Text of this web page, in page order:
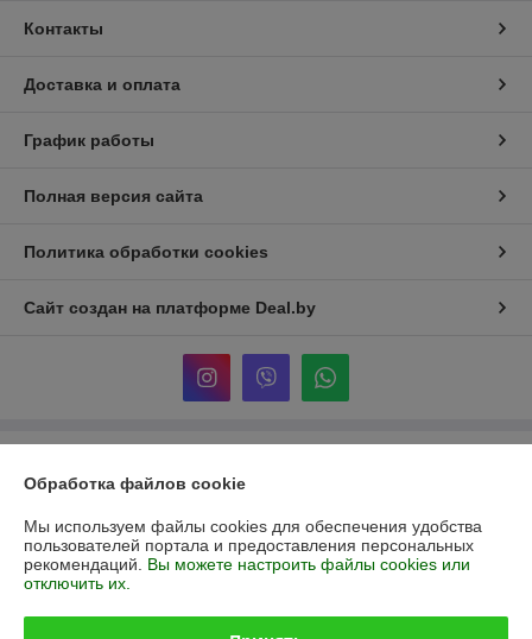
Контакты
Доставка и оплата
График работы
Полная версия сайта
Политика обработки cookies
Сайт создан на платформе Deal.by
230023 г. Гродно ул. Большая Троицкая, 47
Регистрационный номер ЕГР: 590661279
Регистрационный орган: Гродненский горисполком
Обработка файлов cookie
Мы используем файлы cookies для обеспечения удобства
пользователей портала и предоставления персональных
рекомендаций. Вы можете настроить файлы cookies или
отключить их.